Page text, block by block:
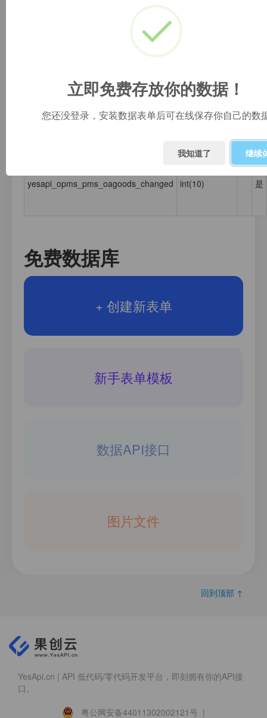
approverids varchar(200)
是
yesapi_opms_pms_oagoods_changed int(10) 是
免费数据库
+ 创建新表单
新手表单模板
数据API接口
图片文件
立即免费存放你的数据！
您还没登录，安装数据表单后可在线保存你自己的数
我知道了 继续
回到顶部 ↑
YesApi.cn | API 低代码/零代码开发平台，即刻拥有你的API接
口。
粤公网安备44011302002121号 |